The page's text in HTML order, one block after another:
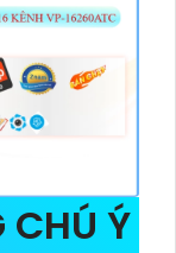
CHÚ Ý